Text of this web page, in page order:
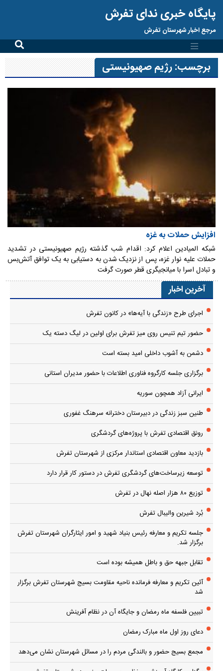
پایگاه خبری ندای تفرش
مرجع اخبار شهرستان تفرش
برچسب:رژیم صهیونیستی
افزایش حملات به غزه
شبکه المیادین اعلام کرد: اقدام شب گذشته رژیم صهیونیستی در تشدید
حملات علیه نوار غزه، پس از نزدیک شدن به دستیابی به یک توافق آتش‌بس
و تبادل اسرا با میانجیگری قطر صورت گرفت
آخرین اخبار
اجرای طرح «زندگی با آیه‌ها» در کانون تفرش
حضور تیم تنیس روی میز تفرش برای اولین در لیگ دسته یک
دشمن به آشوب داخلی امید بسته است
برگزاری جلسه کارگروه فناوری اطلاعات با حضور مدیران استانی
ایرانی آزاد همچون سوریه
طنین سبز زندگی در دبیرستان دخترانه سرهنگ غفوری
رونق اقتصادی تفرش با پروژه‌های گردشگری
بازدید معاون اقتصادی استاندار مرکزی از شهرستان تفرش
توسعه زیرساخت‌های گردشگری تفرش در دستور کار قرار دارد
توزیع ۸۰ هزار اصله نهال در تفرش
بُرد شیرین والیبال تفرش
جلسه تکریم و معارفه رئیس بنیاد شهید و امور ایثارگران شهرستان تفرش
برگزار شد.
تقابل جبهه حق و باطل همیشه بوده است
آئین تکریم و معارفه فرمانده ناحیه مقاومت بسیج شهرستان تفرش برگزار
شد
تبیین فلسفه ماه رمضان و جایگاه آن در نظام آفرینش
دعای روز اول ماه مبارک رمضان
مجمع بسیج حضور و بالندگی مردم را در مسائل شهرستان نشان می‌دهد